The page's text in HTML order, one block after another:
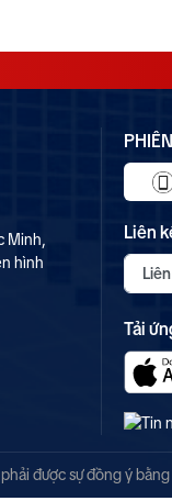
Minh,
hình
Liên
Tải
được sự đồng ý bằng